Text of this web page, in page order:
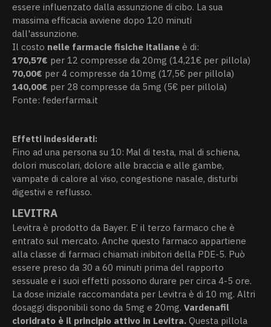
essere influenzato dalla assunzione di cibo. La sua
massima efficacia avviene dopo 120 minuti
dall'assunzione.
Il costo nelle farmacie fisiche italiane è di:
170,57€ per 12 compresse da 20mg (14,21€ per pillola)
70,00€ per 4 compresse da 10mg (17,5€ per pillola)
140,00€ per 28 compresse da 5mg (5€ per pillola)
Fonte: federfarma.it
Effetti indesiderati:
Fino ad una persona su 10: Mal di testa, mal di schiena,
dolori muscolari, dolore alle braccia e alle gambe,
vampate di calore al viso, congestione nasale, disturbi
digestivi e reflusso.
LEVITRA
Levitra è prodotto da Bayer. E’ il terzo farmaco che è
entrato sul mercato. Anche questo farmaco appartiene
alla classe di farmaci chiamati inibitori della PDE-5. Può
essere preso da 30 a 60 minuti prima del rapporto
sessuale e i suoi effetti possono durare per circa 4-5 ore.
La dose iniziale raccomandata per Levitra è di 10 mg. Altri
dosaggi disponibili sono da 5mg e 20mg. Vardenafil
cloridrato è il principio attivo in Levitra. Questa pillola